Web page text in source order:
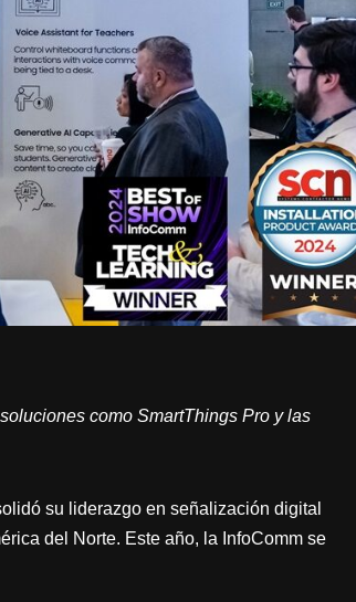
como SmartThings Pro y las
su liderazgo en señalización digital
del Norte. Este año, la InfoComm se